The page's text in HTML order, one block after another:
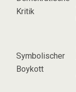
Kritik
Symbolischer
Boykott